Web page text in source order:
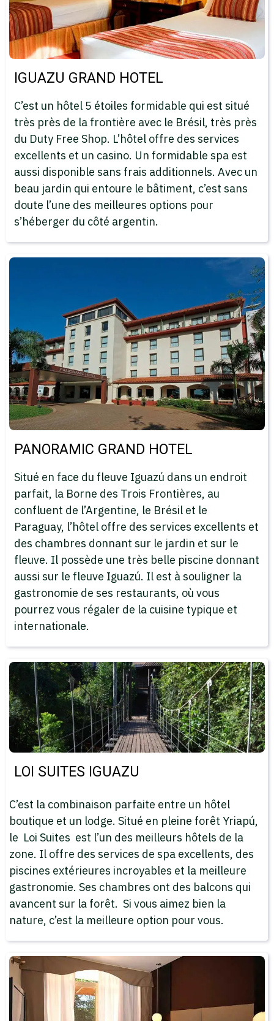
IGUAZU GRAND HOTEL
C’est un hôtel 5 étoiles formidable qui est situé
très près de la frontière avec le Brésil, très près
du Duty Free Shop. L’hôtel offre des services
excellents et un casino. Un formidable spa est
aussi disponible sans frais additionnels. Avec un
beau jardin qui entoure le bâtiment, c’est sans
doute l’une des meilleures options pour
s’héberger du côté argentin.
PANORAMIC GRAND HOTEL
Situé en face du fleuve Iguazú dans un endroit
parfait, la Borne des Trois Frontières, au
confluent de l’Argentine, le Brésil et le
Paraguay, l’hôtel offre des services excellents et
des chambres donnant sur le jardin et sur le
fleuve. Il possède une très belle piscine donnant
aussi sur le fleuve Iguazú. Il est à souligner la
gastronomie de ses restaurants, où vous
pourrez vous régaler de la cuisine typique et
internationale.
LOI SUITES IGUAZU
C’est la combinaison parfaite entre un hôtel
boutique et un lodge. Situé en pleine forêt Yriapú,
le Loi Suites est l’un des meilleurs hôtels de la
zone. Il offre des services de spa excellents, des
piscines extérieures incroyables et la meilleure
gastronomie. Ses chambres ont des balcons qui
avancent sur la forêt. Si vous aimez bien la
nature, c’est la meilleure option pour vous.